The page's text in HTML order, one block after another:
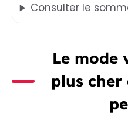
Consulter le
Le mode
plus cher